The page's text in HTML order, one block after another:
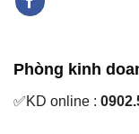
Phòng kinh
✅KD online :